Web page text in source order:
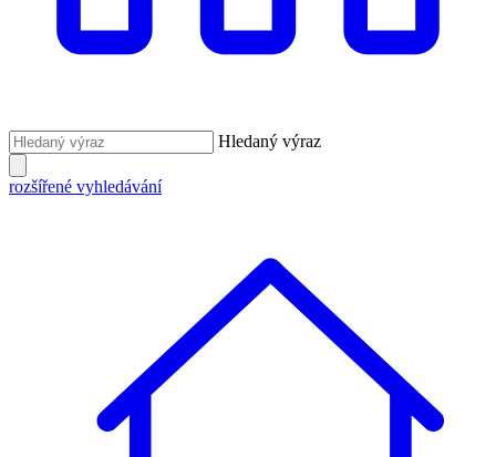
Hledaný výraz
rozšířené vyhledávání